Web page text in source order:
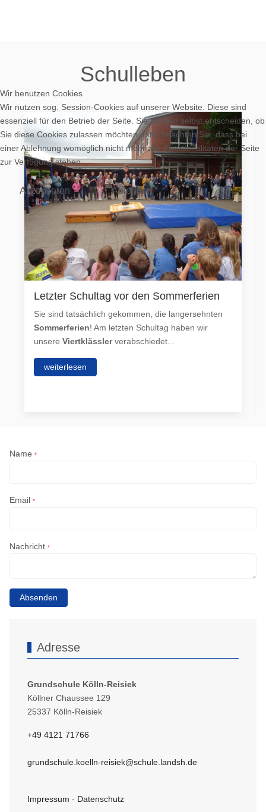
Schulleben
Letzter Schultag vor den Sommerferien
Sie sind tatsächlich gekommen, die langersehnten
Sommerferien! Am letzten Schultag haben wir
unsereViertklässlerverabschiedet...
weiterlesen
Name*
Email*
Nachricht*
Absenden
Adresse
Grundschule Kölln-Reisiek
Köllner Chaussee 129
25337 Kölln-Reisiek
+49 4121 71766
grundschule.koelln-reisiek@schule.landsh.de
Impressum - Datenschutz
Wir benutzen Cookies
Wir nutzen sog. Session-Cookies auf unserer Website. Diese sind
essenziell für den Betrieb der Seite. Sie können selbst entscheiden, ob
Sie diese Cookies zulassen möchten. Bitte beachten Sie, dass bei
einer Ablehnung womöglich nicht mehr alle Funktionalitäten der Seite
zur Verfügung stehen.
Akzeptieren Ablehnen